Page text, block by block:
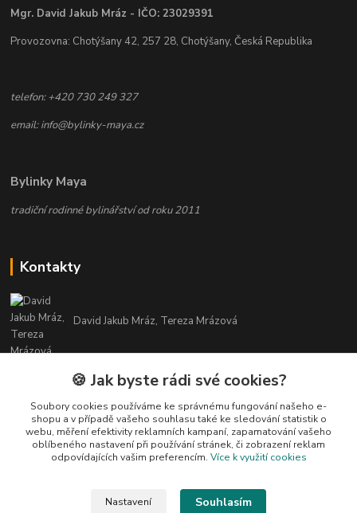
Mgr. David Jakub Mráz - IČO: 23029391
Provozovna: Chotýšany 42, 257 28, Chotýšany, Česká Republika
telefon: +420 730 249 327
email: info@bylinky-maya.cz
Bylinky Maya
tradiční rodinné bylinářství od roku 2011
Kontakty
David Jakub Mráz, Tereza Mrázová
info@bylinky-maya.cz
🍪 Jak byste rádi své cookies?
Soubory cookies používáme ke správnému fungování našeho e-
shopu a v případě vašeho souhlasu také ke sledování statistik o
webu, měření efektivity reklamních kampaní, zapamatování vašeho
oblíbeného nastavení při používání stránek, či zobrazení reklam
odpovídajících vašim preferencím. Více k využití cookies
Nastavení Souhlasím